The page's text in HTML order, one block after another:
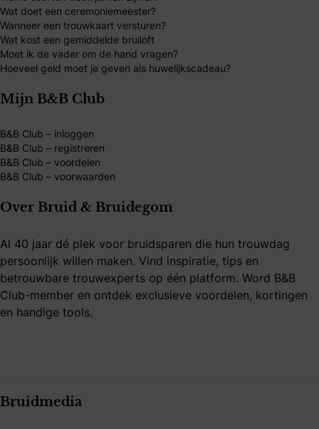
Wat doet een ceremoniemeester?
Wanneer een trouwkaart versturen?
Wat kost een gemiddelde bruiloft
Moet ik de vader om de hand vragen?
Hoeveel geld moet je geven als huwelijkscadeau?
Mijn B&B Club
B&B Club – inloggen
B&B Club – registreren
B&B Club – voordelen
B&B Club – voorwaarden
Over Bruid & Bruidegom
Al 40 jaar dé plek voor bruidsparen die hun trouwdag
persoonlijk willen maken. Vind inspiratie, tips en
betrouwbare trouwexperts op één platform. Word B&B
Club-member en ontdek exclusieve voordelen, kortingen
en handige tools.
Bruidmedia